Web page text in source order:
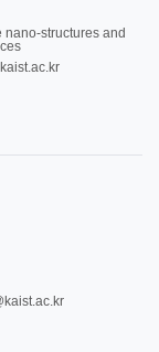
nano-structures and